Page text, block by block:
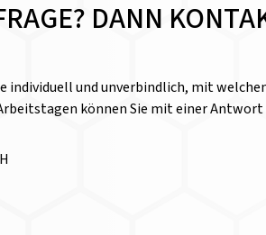
DANN
individuell und unverbindlich, mit
können Sie mit einer